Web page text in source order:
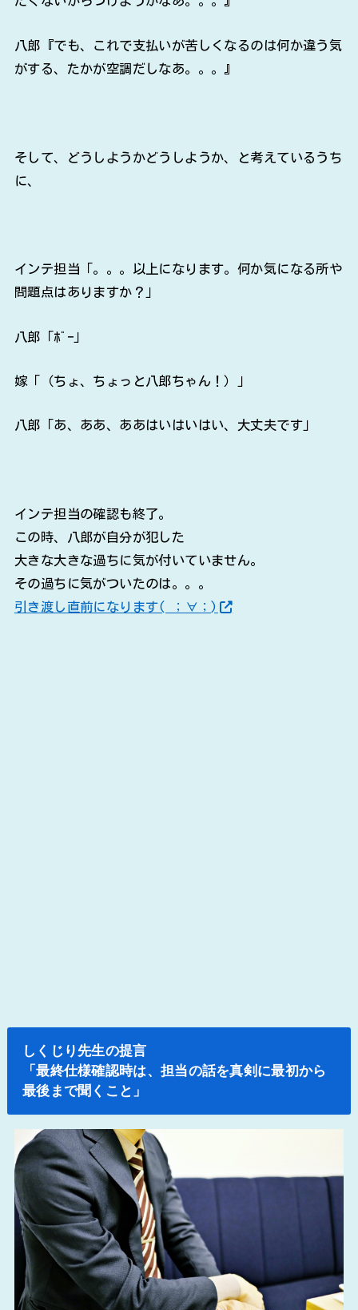
八郎『でも、これで支払いが苦しくなるのは何か違う気
がする、たかが空調だしなあ。。。』
そして、どうしようかどうしようか、と考えているうち
に、
インテ担当「。。。以上になります。何か気になる所や
問題点はありますか？」
八郎「ﾎﾞｰ」
嫁「（ちょ、ちょっと八郎ちゃん！）」
八郎「あ、ああ、ああはいはいはい、大丈夫です」
インテ担当の確認も終了。
この時、八郎が自分が犯した
大きな大きな過ちに気が付いていません。
その過ちに気がついたのは。。。
引き渡し直前になります( ；∀；)
しくじり先生の提言
「最終仕様確認時は、担当の話を真剣に最初から
最後まで聞くこと」